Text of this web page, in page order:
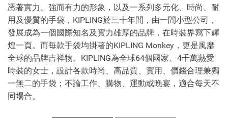
憑著實力、強而有力的形象，以及一系列多元化、時尚、耐
用及優質的手袋，KIPLING於三十年間，由一間小型公司，
發展成為一個國際知名及實力雄厚的品牌，在時裝界寫下輝
煌一頁。而每款手袋均掛著的KIPLING Monkey，更是風靡
全球的品牌吉祥物。KIPLING為全球64個國家、4千萬熱愛
時裝的女士，設計各款時尚、高品質、實用、價錢合理兼獨
一無二的手袋；不論工作、購物、運動或晚宴，適合每天不
同場合。